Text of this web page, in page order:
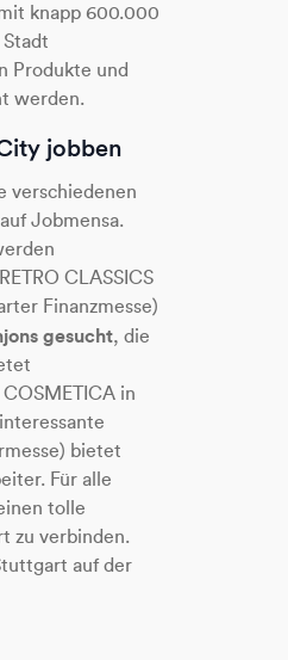
knapp 600.000
Produkte und
werden.
jobben
verschiedenen
Jobmensa.
CLASSICS
Finanzmesse)
gesucht, die
in
bietet
Für alle
tolle
zu verbinden.
auf der